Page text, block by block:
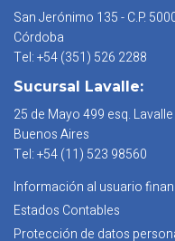
San Jerónimo 135 - C.P.
Córdoba
Tel: +54 (351) 526 2288
Sucursal Lavalle:
25 de Mayo 499 esq. Lavalle
Buenos Aires
Tel: +54 (11) 523 98560
Información al usuario
Estados Contables
Protección de datos